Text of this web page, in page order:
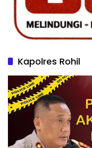
Kapolres Rohil